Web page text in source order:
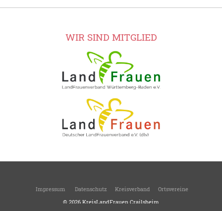
WIR SIND MITGLIED
Impressum Datenschutz Kreisverband
Ortsvereine
© 2026 KreisLandFrauen Crailsheim